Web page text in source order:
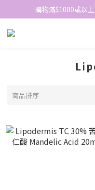
網站免費登記會員
購物滿$1000或以
網站免費登記會員
商品排序